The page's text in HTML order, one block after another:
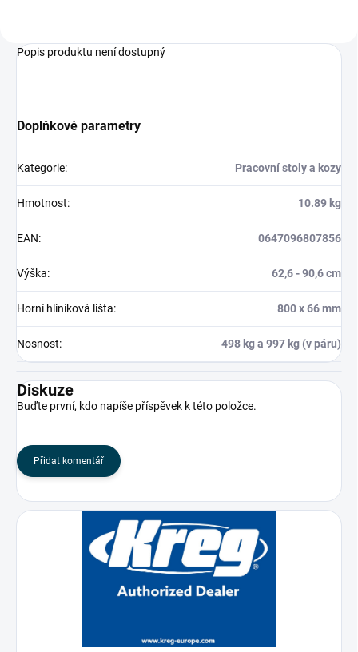
Popis produktu není dostupný
Doplňkové parametry
Kategorie: Pracovní stoly a kozy
Hmotnost: 10.89 kg
EAN: 0647096807856
Výška: 62,6 - 90,6 cm
Horní hliníková lišta: 800 x 66 mm
Nosnost: 498 kg a 997 kg (v páru)
Diskuze
Buďte první, kdo napíše příspěvek k této položce.
Přidat komentář